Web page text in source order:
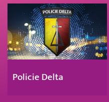
Policie Delta